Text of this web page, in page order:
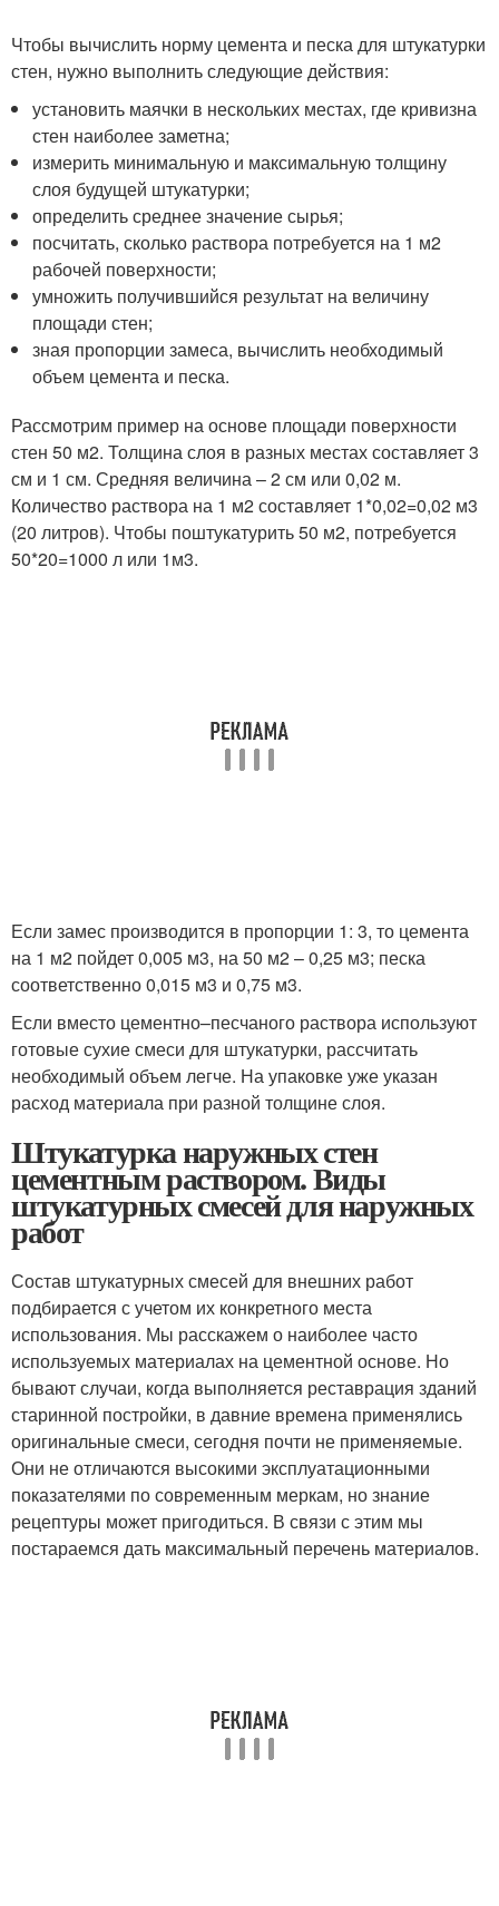
Чтобы вычислить норму цемента и песка для штукатурки
стен, нужно выполнить следующие действия:
установить маячки в нескольких местах, где кривизна
стен наиболее заметна;
измерить минимальную и максимальную толщину
слоя будущей штукатурки;
определить среднее значение сырья;
посчитать, сколько раствора потребуется на 1 м2
рабочей поверхности;
умножить получившийся результат на величину
площади стен;
зная пропорции замеса, вычислить необходимый
объем цемента и песка.
Рассмотрим пример на основе площади поверхности
стен 50 м2. Толщина слоя в разных местах составляет 3
см и 1 см. Средняя величина – 2 см или 0,02 м.
Количество раствора на 1 м2 составляет 1*0,02=0,02 м3
(20 литров). Чтобы поштукатурить 50 м2, потребуется
50*20=1000 л или 1м3.
Если замес производится в пропорции 1: 3, то цемента
на 1 м2 пойдет 0,005 м3, на 50 м2 – 0,25 м3; песка
соответственно 0,015 м3 и 0,75 м3.
Если вместо цементно–песчаного раствора используют
готовые сухие смеси для штукатурки, рассчитать
необходимый объем легче. На упаковке уже указан
расход материала при разной толщине слоя.
Штукатурка наружных стен
цементным раствором. Виды
штукатурных смесей для наружных
работ
Состав штукатурных смесей для внешних работ
подбирается с учетом их конкретного места
использования. Мы расскажем о наиболее часто
используемых материалах на цементной основе. Но
бывают случаи, когда выполняется реставрация зданий
старинной постройки, в давние времена применялись
оригинальные смеси, сегодня почти не применяемые.
Они не отличаются высокими эксплуатационными
показателями по современным меркам, но знание
рецептуры может пригодиться. В связи с этим мы
постараемся дать максимальный перечень материалов.